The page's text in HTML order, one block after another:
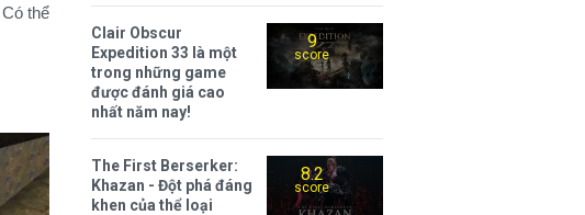
thể
9
score
Clair Obscur
Expedition 33 là một
trong những game
được đánh giá cao
nhất năm nay!
8.2
score
The First Berserker:
Khazan - Đột phá đáng
khen của thể loại